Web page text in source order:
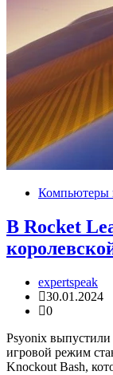
Компьютеры
В Rocket
expertspeak
30.01.2024
0
Psyonix
игровой режим
Knockout Bash,